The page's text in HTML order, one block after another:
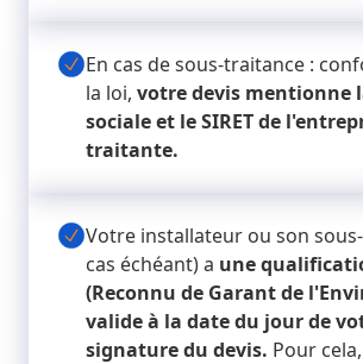
En cas de sous-traitance :
la loi, votre devis mentionne
sociale et le SIRET de
traitante.
Votre installateur ou son
cas échéant) a une
(Reconnu de Garant de
valide à la date du jour de
signature du devis. Pour cela,